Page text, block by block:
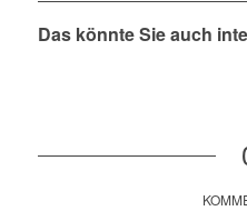
Das könnte Sie auch